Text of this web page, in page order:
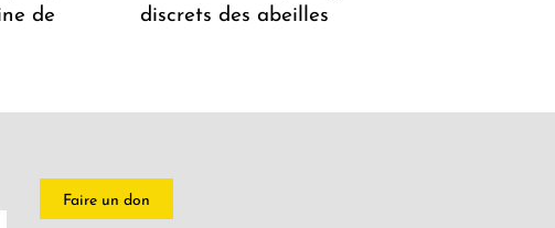
de
discrets des abeilles
Faire un don